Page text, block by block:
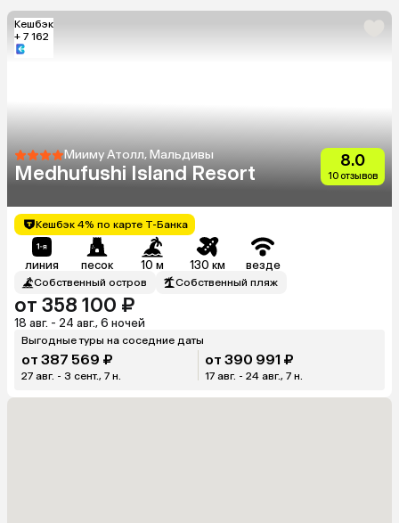
Кешбэк
+ 7 162
Мииму Атолл, Мальдивы
Medhufushi Island Resort
8.0
10 отзывов
Кешбэк 4% по карте Т-Банка
линия песок 10 м 130 км везде
Собственный остров Собственный пляж
от 358 100 ₽
18 авг. - 24 авг., 6 ночей
Выгодные туры на соседние даты
от 387 569 ₽
27 авг. - 3 сент., 7 н.
от 390 991 ₽
17 авг. - 24 авг., 7 н.